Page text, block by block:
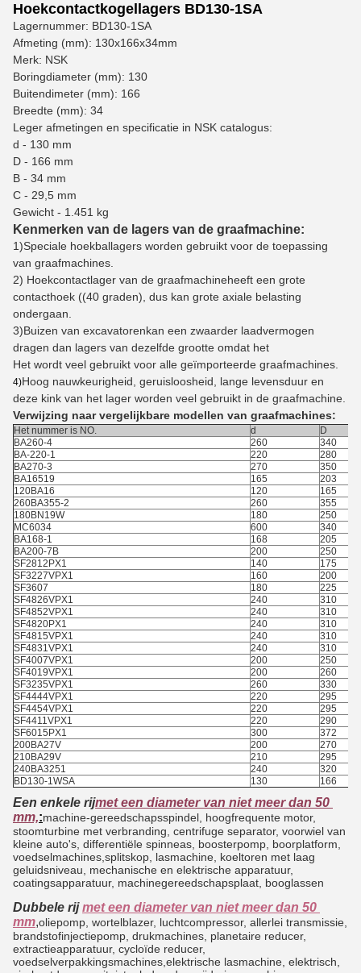
Hoekcontactkogellagers BD130-1SA
Lagernummer: BD130-1SA
Afmeting (mm): 130x166x34mm
Merk: NSK
Boringdiameter (mm): 130
Buitendimeter (mm): 166
Breedte (mm): 34
Leger afmetingen en specificatie in NSK catalogus:
d - 130 mm
D - 166 mm
B - 34 mm
C - 29,5 mm
Gewicht - 1.451 kg
Kenmerken van de lagers van de graafmachine:
1)Speciale hoekballagers worden gebruikt voor de toepassing
van graafmachines.
2) Hoekcontactlager van de graafmachineheeft een grote
contacthoek ((40 graden), dus kan grote axiale belasting
ondergaan.
3)Buizen van excavatorenkan een zwaarder laadvermogen
dragen dan lagers van dezelfde grootte omdat het
Het wordt veel gebruikt voor alle geïmporteerde graafmachines.
4)Hoog nauwkeurigheid, geruisloosheid, lange levensduur en
deze kink van het lager worden veel gebruikt in de graafmachine.
Verwijzing naar vergelijkbare modellen van graafmachines:
Het nummer is NO. d
D
BA260-4
260
340
BA-220-1
220
280
BA270-3
270
350
BA16519
165
203
120BA16
120
165
260BA355-2
260
355
180BN19W
180
250
MC6034
600
340
BA168-1
168
205
BA200-7B
200
250
SF2812PX1
140
175
SF3227VPX1
160
200
SF3607
180
225
SF4826VPX1
240
310
SF4852VPX1
240
310
SF4820PX1
240
310
SF4815VPX1
240
310
SF4831VPX1
240
310
SF4007VPX1
200
250
SF4019VPX1
200
260
SF3235VPX1
260
330
SF4444VPX1
220
295
SF4454VPX1
220
295
SF4411VPX1
220
290
SF6015PX1
300
372
200BA27V
200
270
210BA29V
210
295
240BA3251
240
320
BD130-1WSA
130 166
Een enkele rijmet een diameter van niet meer dan 50
mm,:machine-gereedschapsspindel, hoogfrequente motor,
stoomturbine met verbranding, centrifuge separator, voorwiel van
kleine auto's, differentiële spinneas, boosterpomp, boorplatform,
voedselmachines,splitskop, lasmachine, koeltoren met laag
geluidsniveau, mechanische en elektrische apparatuur,
coatingsapparatuur, machine­gereedschapsplaat, booglassen
Dubbele rij met een diameter van niet meer dan 50
mm,oliepomp, wortelblazer, luchtcompressor, allerlei transmissie,
brandstofinjectiepomp, drukmachines, planetaire reducer,
extractieapparatuur, cycloïde reducer,
voedselverpakkingsmachines,elektrische lasmachine, elektrisch,